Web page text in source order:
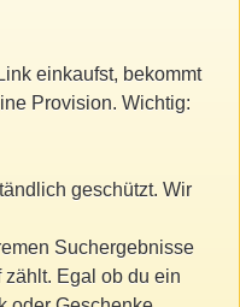
einkaufst, bekommt
Provision. Wichtig:
geschützt. Wir
Suchergebnisse
Egal ob du ein